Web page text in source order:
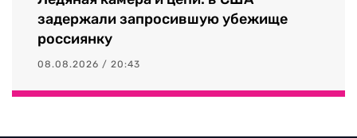
задержали запросившую убежище
россиянку
08.08.2026 / 20:43